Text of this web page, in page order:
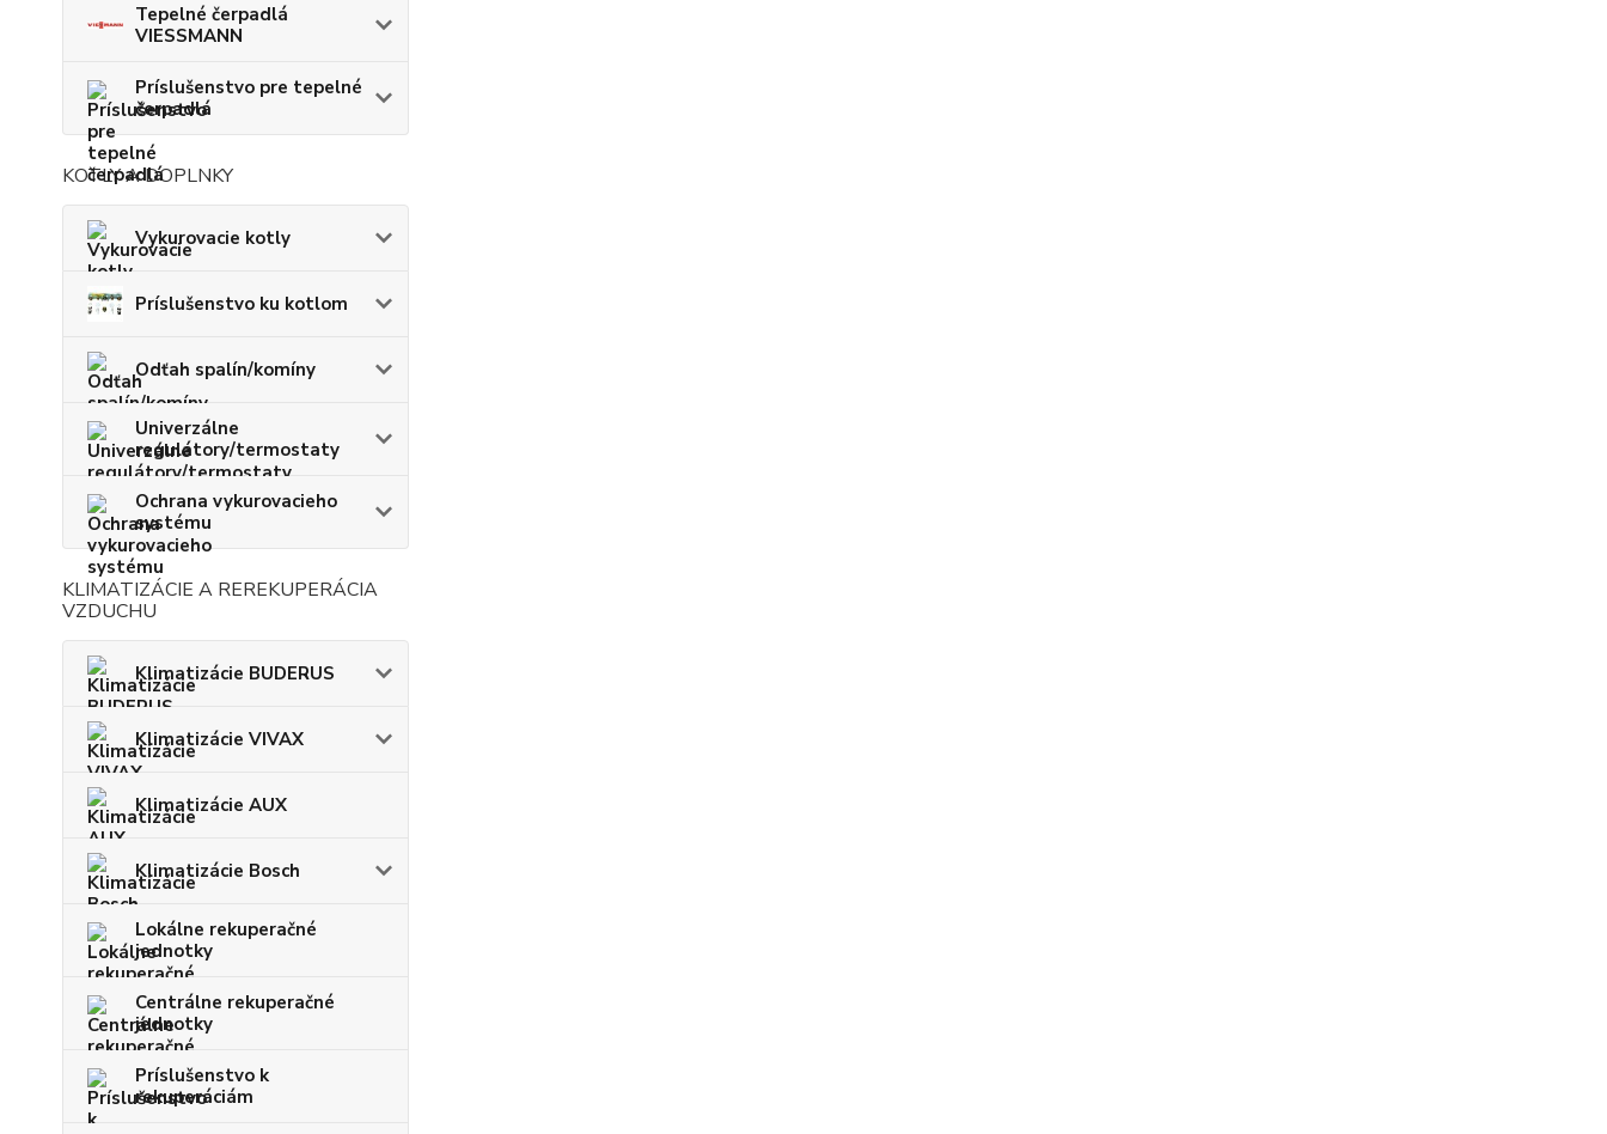
Tepelné čerpadlá
VIESSMANN
Príslušenstvo pre tepelné
čerpadlá
KOTLY A DOPLNKY
Vykurovacie kotly
Príslušenstvo ku kotlom
Odťah spalín/komíny
Univerzálne
regulátory/termostaty
Ochrana vykurovacieho
systému
KLIMATIZÁCIE A REREKUPERÁCIA
VZDUCHU
Klimatizácie BUDERUS
Klimatizácie VIVAX
Klimatizácie AUX
Klimatizácie Bosch
Lokálne rekuperačné
jednotky
Centrálne rekuperačné
jednotky
Príslušenstvo k
rekuperáciám